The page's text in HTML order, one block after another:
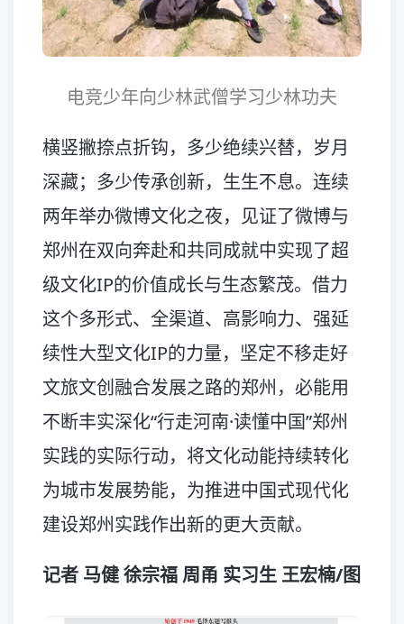
电竞少年向少林武僧学习少林功夫
横竖撇捺点折钩，多少绝续兴替，岁月
深藏；多少传承创新，生生不息。连续
两年举办微博文化之夜，见证了微博与
郑州在双向奔赴和共同成就中实现了超
级文化IP的价值成长与生态繁茂。借力
这个多形式、全渠道、高影响力、强延
续性大型文化IP的力量，坚定不移走好
文旅文创融合发展之路的郑州，必能用
不断丰实深化“行走河南·读懂中国”郑州
实践的实际行动，将文化动能持续转化
为城市发展势能，为推进中国式现代化
建设郑州实践作出新的更大贡献。
记者 马健 徐宗福 周甬 实习生 王宏楠/图